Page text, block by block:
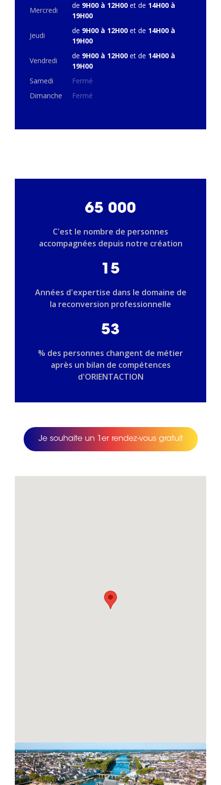
Mercredi
de 9H00 à 12H00 et de 14H00 à
19H00
Jeudi
de 9H00 à 12H00 et de 14H00 à
19H00
Vendredi
de 9H00 à 12H00 et de 14H00 à
19H00
Samedi
Fermé
Dimanche
Fermé
65 000
C'est le nombre de personnes
accompagnées depuis notre création
15
Années d'expertise dans le domaine de
la reconversion professionnelle
53
% des personnes changent de métier
après un bilan de compétences
d'ORIENTACTION
Je souhaite un 1er rendez-vous gratuit